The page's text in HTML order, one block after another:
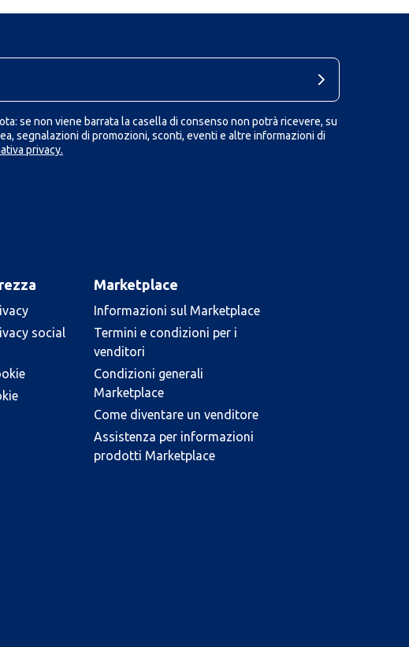
se non viene barrata la casella di consenso non potrà ricevere, su
segnalazioni di promozioni, sconti, eventi e altre informazioni di
privacy.
social
Marketplace
Informazioni sul Marketplace
Termini e condizioni per i
venditori
Condizioni generali
Marketplace
Come diventare un venditore
Assistenza per informazioni
prodotti Marketplace